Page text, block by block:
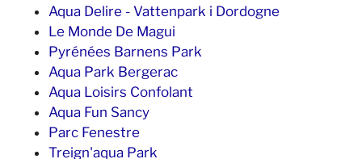
Aqua Delire - Vattenpark i Dordogne
Le Monde De Magui
Pyrénées Barnens Park
Aqua Park Bergerac
Aqua Loisirs Confolant
Aqua Fun Sancy
Parc Fenestre
Treign'aqua Park